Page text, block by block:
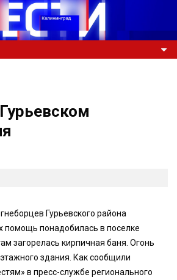
Гурьевского района
помощь понадобилась в поселке
загорелась кирпичная баня. Огонь
здания. Как сообщили
в пресс-службе регионального